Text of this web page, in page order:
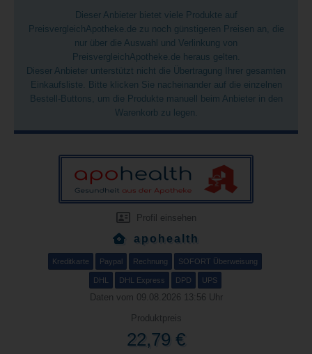
Dieser Anbieter bietet viele Produkte auf
PreisvergleichApotheke.de zu noch günstigeren Preisen an, die
nur über die Auswahl und Verlinkung von
PreisvergleichApotheke.de heraus gelten.
Dieser Anbieter unterstützt nicht die Übertragung Ihrer gesamten
Einkaufsliste. Bitte klicken Sie nacheinander auf die einzelnen
Bestell-Buttons, um die Produkte manuell beim Anbieter in den
Warenkorb zu legen.
Profil einsehen
apohealth
Kreditkarte Paypal Rechnung SOFORT Überweisung
DHL DHL Express DPD UPS
Daten vom 09.08.2026 13:56 Uhr
Produktpreis
22,79 €